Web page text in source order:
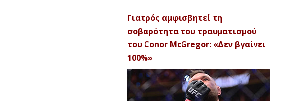
Γιατρός αμφισβητεί τη
σοβαρότητα του τραυματισμού
του Conor McGregor: «Δεν βγαίνει
100%»